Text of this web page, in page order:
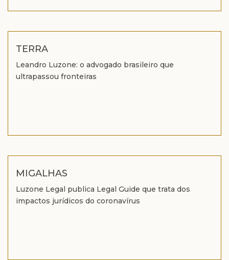
TERRA
Leandro Luzone: o advogado brasileiro que
ultrapassou fronteiras
MIGALHAS
Luzone Legal publica Legal Guide que trata dos
impactos jurídicos do coronavírus